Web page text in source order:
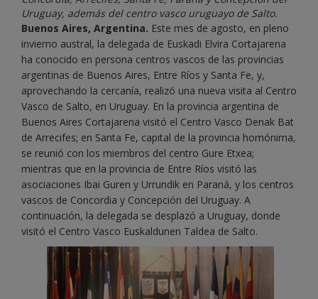
Uruguay, además del centro vasco uruguayo de Salto.
Buenos Aires, Argentina. Este mes de agosto, en pleno
invierno austral, la delegada de Euskadi Elvira Cortajarena
ha conocido en persona centros vascos de las provincias
argentinas de Buenos Aires, Entre Ríos y Santa Fe, y,
aprovechando la cercanía, realizó una nueva visita al Centro
Vasco de Salto, en Uruguay. En la provincia argentina de
Buenos Aires Cortajarena visitó el Centro Vasco Denak Bat
de Arrecifes; en Santa Fe, capital de la provincia homónima,
se reunió con los miembros del centro Gure Etxea;
mientras que en la provincia de Entre Ríos visitó las
asociaciones Ibai Guren y Urrundik en Paraná, y los centros
vascos de Concordia y Concepción del Uruguay. A
continuación, la delegada se desplazó a Uruguay, donde
visitó el Centro Vasco Euskaldunen Taldea de Salto.